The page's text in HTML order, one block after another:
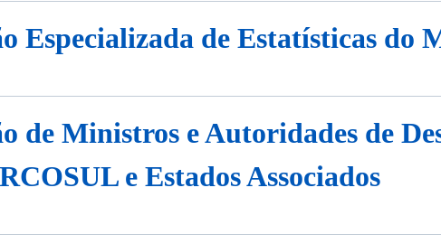
Especializada de Estatísticas do
de Ministros e Autoridades de
e Estados Associados